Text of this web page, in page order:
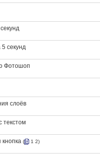
секунд
Фотошоп
слоёв
текстом
кнопка ( 1 2)